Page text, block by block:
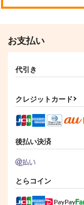
お支払い
代引き
クレジットカード
後払い決済
とらコイン